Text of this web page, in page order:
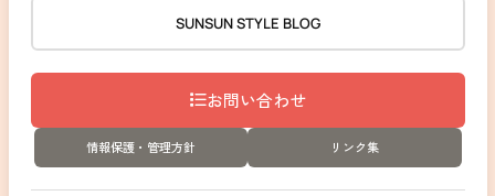
SUNSUN STYLE BLOG
お問い合わせ
情報保護・管理方針 リンク集